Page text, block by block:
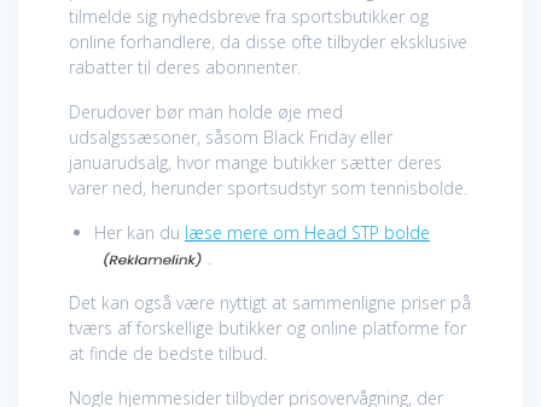
tilmelde sig nyhedsbreve fra sportsbutikker og
online forhandlere, da disse ofte tilbyder eksklusive
rabatter til deres abonnenter.
Derudover bør man holde øje med
udsalgssæsoner, såsom Black Friday eller
januarudsalg, hvor mange butikker sætter deres
varer ned, herunder sportsudstyr som tennisbolde.
Her kan du læse mere om Head STP bolde
Det kan også være nyttigt at sammenligne priser på
tværs af forskellige butikker og online platforme for
at finde de bedste tilbud.
Nogle hjemmesider tilbyder prisovervågning, der